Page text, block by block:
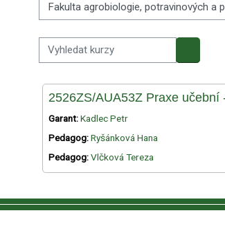
Kategorie kurzů
Vyhledat kurzy
2526ZS/AUA53Z Praxe učební
Garant:Kadlec Petr
Pedagog:Ryšánková Hana
Pedagog:Vlčková Tereza